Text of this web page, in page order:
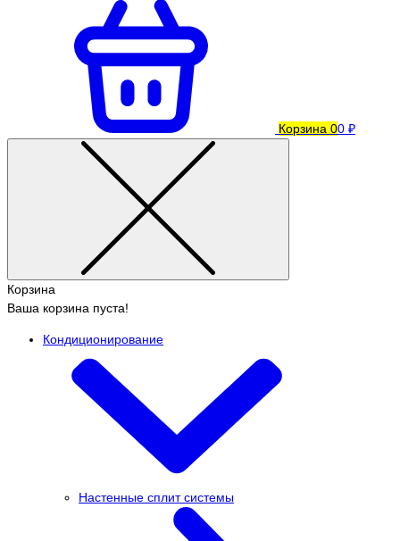
Корзина 00 ₽
Корзина
Ваша корзина пуста!
Кондиционирование
Настенные сплит системы